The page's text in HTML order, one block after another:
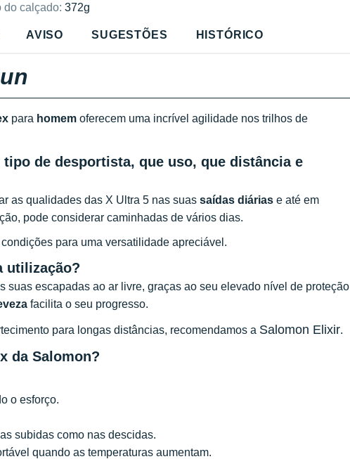
do calçado: 372g
AVISO SUGESTÕES HISTÓRICO
para homem oferecem uma incrível agilidade nos trilhos de
de desportista, que uso, que distância e
as qualidades das X Ultra 5 nas suas saídas diárias e até em
pode considerar caminhadas de vários dias.
para uma versatilidade apreciável.
utilização?
suas escapadas ao ar livre, graças ao seu elevado nível de proteção
facilita o seu progresso.
para longas distâncias, recomendamos a Salomon Elixir.
da Salomon?
o esforço.
subidas como nas descidas.
quando as temperaturas aumentam.